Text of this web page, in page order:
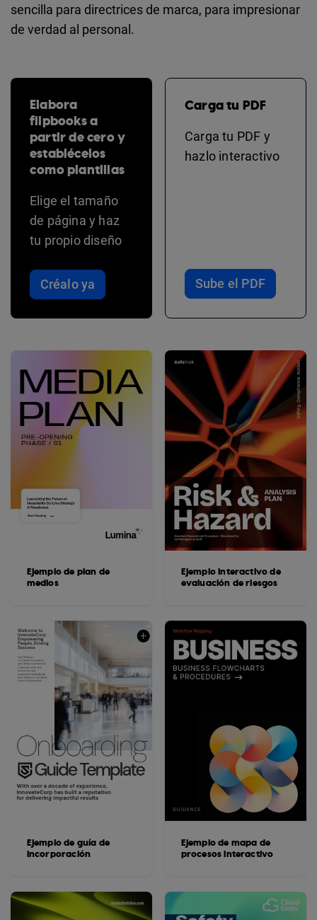
sencilla para directrices de marca, para impresionar
de verdad al personal.
Elabora
flipbooks a
partir de cero y
establécelos
como plantillas
Elige el tamaño
de página y haz
tu propio diseño
Créalo ya
Carga tu PDF
Carga tu PDF y
hazlo interactivo
Sube el PDF
Ejemplo de plan de
medios
Ejemplo de guía de
incorporación
Ejemplo interactivo de
evaluación de riesgos
Ejemplo de mapa de
procesos interactivo